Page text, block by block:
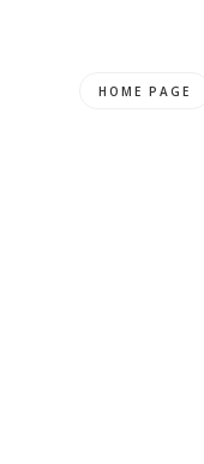
HOME PAGE